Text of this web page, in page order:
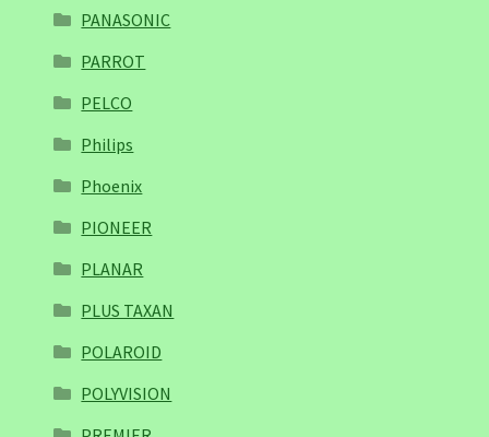
PANASONIC
PARROT
PELCO
Philips
Phoenix
PIONEER
PLANAR
PLUS TAXAN
POLAROID
POLYVISION